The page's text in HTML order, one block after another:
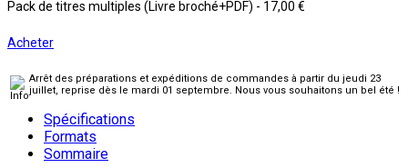
Pack de titres multiples (Livre broché+PDF) - 17,00 €
Acheter
Arrêt des préparations et expéditions de commandes à partir du jeudi 23
juillet, reprise dès le mardi 01 septembre. Nous vous souhaitons un bel été !
Spécifications
Formats
Sommaire